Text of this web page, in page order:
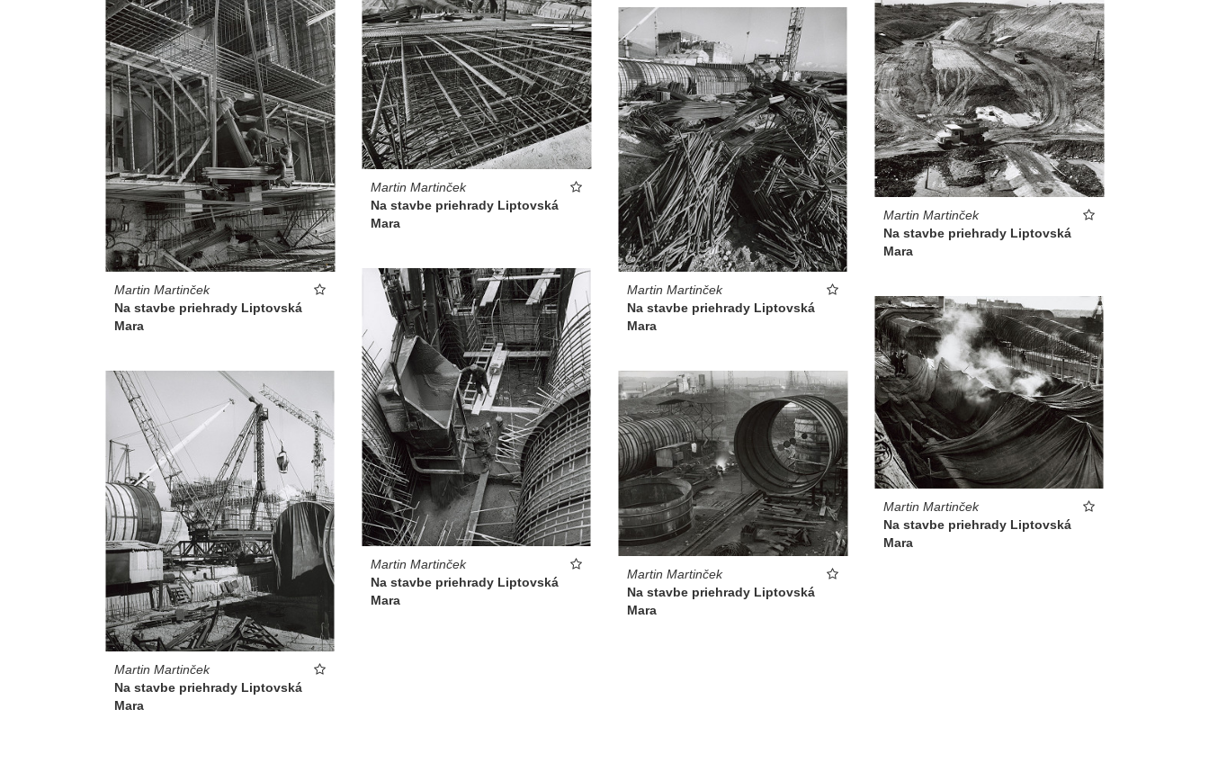
Martin Martinček
Na stavbe priehrady Liptovská
Mara
Martin Martinček
Na stavbe priehrady Liptovská
Mara
Martin Martinček
Na stavbe priehrady Liptovská
Mara
Martin Martinček
Na stavbe priehrady Liptovská
Mara
Martin Martinček
Na stavbe priehrady Liptovská
Mara
Martin Martinček
Na stavbe priehrady Liptovská
Mara
Martin Martinček
Na stavbe priehrady Liptovská
Mara
Martin Martinček
Na stavbe priehrady Liptovská
Mara